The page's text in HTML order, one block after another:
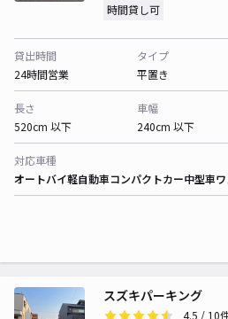
時間貸し可
貸出時間
24時間営業
タイプ
平置き
長さ
520cm 以下
車幅
240cm 以下
対応車種
オートバイ軽自動車コンパクトカー中型車
スズキパーキング
4.5 / 10